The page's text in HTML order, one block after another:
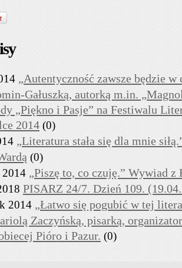
„Autentyczność zawsze będzie
Gałuszką, autorką m.in.
„Piękno i Pasje” na Festiwalu
2014 (0)
„Literatura stała się dla mnie
(0)
2014 „Piszę to, co czuję.” Wywiad z
PISARZ 24/7. Dzień 109.
2014 „Łatwo się pogubić w tej
Zaczyńską, pisarką,
Pióro i Pazur. (0)